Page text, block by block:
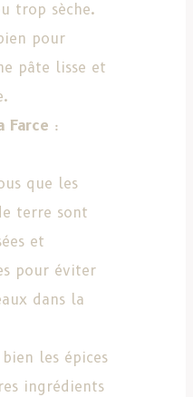
trop sèche.
pour
pâte lisse et
Farce :
que les
terre sont
et
pour éviter
dans la
les épices
ingrédients